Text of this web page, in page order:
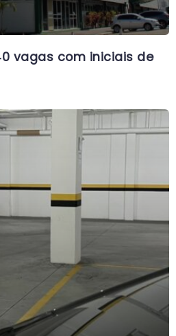
vagas com iniciais de